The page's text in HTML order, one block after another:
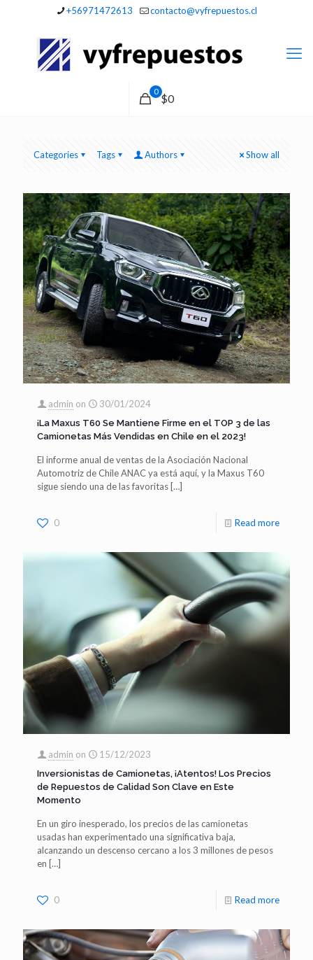
+56971472613 contacto@vyfrepuestos.cl
0
$0
Categories Tags Authors Show all
admin on 30/01/2024
¡La Maxus T60 Se Mantiene Firme en el TOP 3 de las
Camionetas Más Vendidas en Chile en el 2023!
El informe anual de ventas de la Asociación Nacional
Automotriz de Chile ANAC ya está aquí, y la Maxus T60
sigue siendo una de las favoritas […]
0 Read more
admin on 15/12/2023
Inversionistas de Camionetas, ¡Atentos! Los Precios
de Repuestos de Calidad Son Clave en Este
Momento
En un giro inesperado, los precios de las camionetas
usadas han experimentado una significativa baja,
alcanzando un descenso cercano a los 3 millones de pesos
en […]
0 Read more